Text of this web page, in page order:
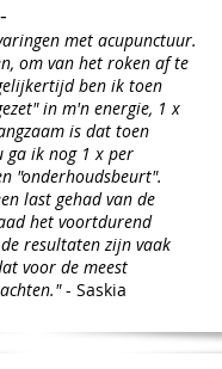
met acupunctuur.
om van het roken af te
ben ik toen
in m'n energie, 1 x
is dat toen
ga ik nog 1 x per
"onderhoudsbeurt".
last gehad van de
het voortdurend
resultaten zijn vaak
voor de meest
- Saskia